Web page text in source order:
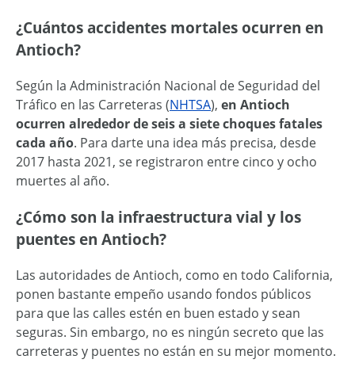
¿Cuántos accidentes mortales ocurren en
Antioch?
Según la Administración Nacional de Seguridad del
Tráfico en las Carreteras (NHTSA), en Antioch
ocurren alrededor de seis a siete choques fatales
cada año. Para darte una idea más precisa, desde
2017 hasta 2021, se registraron entre cinco y ocho
muertes al año.
¿Cómo son la infraestructura vial y los
puentes en Antioch?
Las autoridades de Antioch, como en todo California,
ponen bastante empeño usando fondos públicos
para que las calles estén en buen estado y sean
seguras. Sin embargo, no es ningún secreto que las
carreteras y puentes no están en su mejor momento.